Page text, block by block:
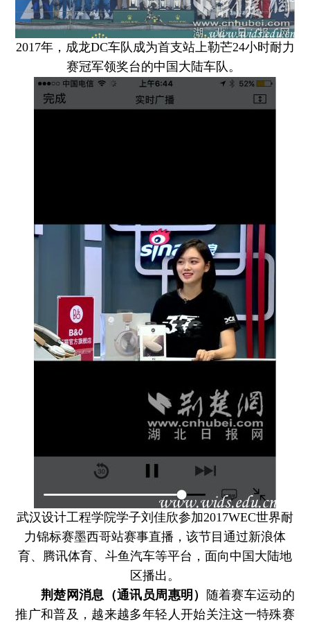
2017年，成龙DC车队成为首支站上勒芒24小时耐力
赛冠军领奖台的中国大陆车队。
武汉设计工程学院学子刘佳欣参加2017WEC世界耐
力锦标赛墨西哥站赛事直播，该节目通过新浪体
育、腾讯体育、斗鱼汽车等平台，面向中国大陆地
区播出。
荆楚网消息（通讯员周惠明） 随着赛车运动的
推广和普及，越来越多年轻人开始关注这一特殊赛